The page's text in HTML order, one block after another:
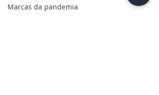
Marcas da pandemia